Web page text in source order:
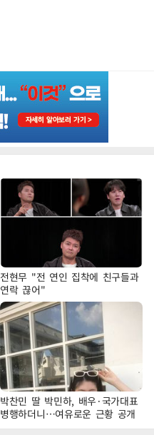
전현무 "전 연인 집착에 친구들과
연락 끊어"
박찬민 딸 박민하, 배우·국가대표
병행하더니…여유로운 근황 공개